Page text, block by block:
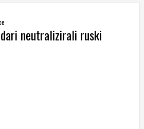
neutralizirali ruski